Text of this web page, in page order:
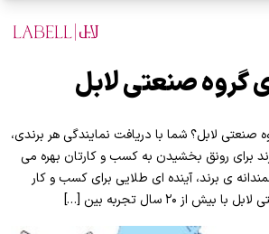
گروه صنعتی لابل
صنعتی لابل؟ شما با دریافت نمایندگی هر برندی،
برای رونق بخشیدن به کسب و کارتان بهره می
ی برند، آینده ای طلایی برای کسب و کار
از ۲۰ سال تجربه بین […]